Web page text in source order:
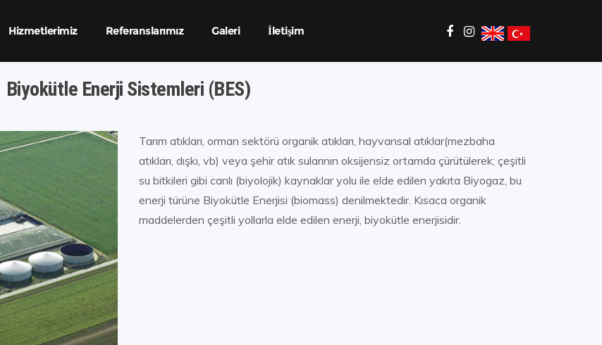
Hizmetlerimiz Referanslarımız Galeri İletişim
Biyokütle Enerji Sistemleri (BES)
Tarım atıkları, orman sektörü organik atıkları, hayvansal atıklar(mezbaha
atıkları, dışkı, vb) veya şehir atık sularının oksijensiz ortamda çürütülerek; çeşitli
su bitkileri gibi canlı (biyolojik) kaynaklar yolu ile elde edilen yakıta Biyogaz, bu
enerji türüne Biyokütle Enerjisi (biomass) denilmektedir. Kısaca organik
maddelerden çeşitli yollarla elde edilen enerji, biyokütle enerjisidir.